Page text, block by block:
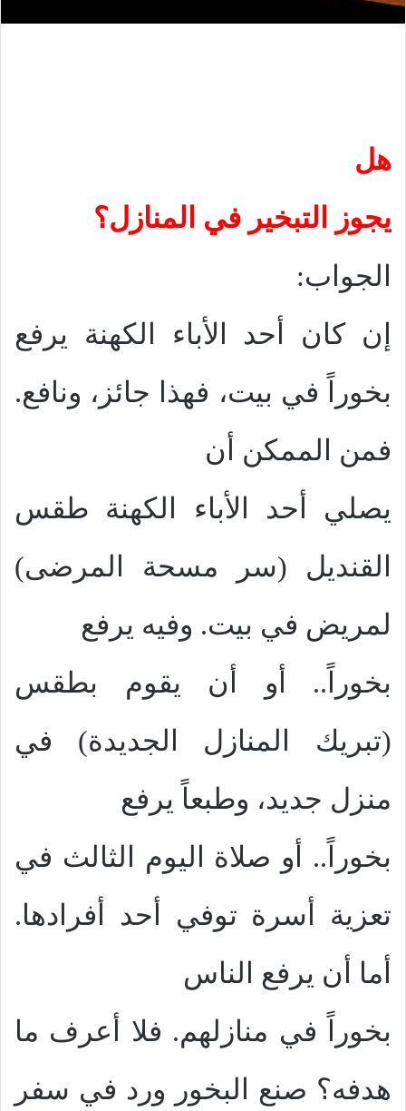
هل
يجوز التبخير في المنازل؟
الجواب:
إن كان أحد الأباء الكهنة يرفع
بخوراً في بيت، فهذا جائز، ونافع.
فمن الممكن أن
يصلي أحد الأباء الكهنة طقس
القنديل (سر مسحة المرضى)
لمريض في بيت. وفيه يرفع
بخوراً.. أو أن يقوم بطقس
(تبريك المنازل الجديدة) في
منزل جديد، وطبعاً يرفع
بخوراً.. أو صلاة اليوم الثالث في
تعزية أسرة توفي أحد أفرادها.
أما أن يرفع الناس
بخوراً في منازلهم. فلا أعرف ما
هدفه؟ صنع البخور ورد في سفر